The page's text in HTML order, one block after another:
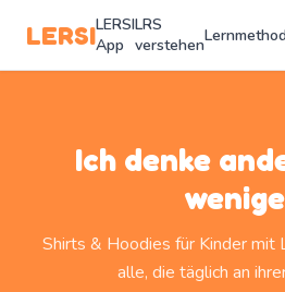
LERSILERSI
App
LRS
verstehen
Ich denke
Shirts & Hoodies für Kinder mit
alle, die täglich an